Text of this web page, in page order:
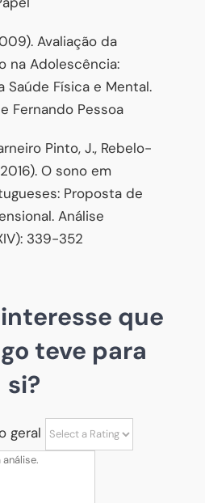
Avaliação da
na Adolescência:
Saúde Física e Mental.
Fernando Pessoa
Pinto, J., Rebelo-
O sono em
Proposta de
Análise
339-352
que
teve para
si?
geral